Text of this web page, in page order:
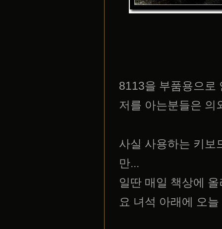
8113을 부품용으로
저를 아는분들은 의
사실 사용하는 키보
만...
일딴 매일 책상에
요 녀석 아래에 오